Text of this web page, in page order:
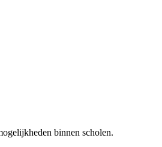
binnen scholen.